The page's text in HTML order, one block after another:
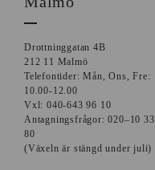
Drottninggatan 4B
212 11 Malmö
Telefontider: Mån, Ons, Fre:
10.00-12.00
Vxl: 040-643 96 10
Antagningsfrågor: 020–10 33
80
(Växeln är stängd under juli)